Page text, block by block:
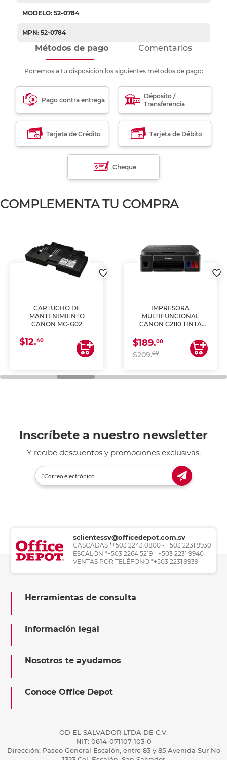
MODELO: 52-0784
MPN: 52-0784
Métodos de pago Comentarios
Ponemos a tu disposición los siguientes métodos de pago:
Pago contra entrega
Déposito /
Transferencia
Tarjeta de Crédito Tarjeta de Débito
Cheque
COMPLEMENTA TU COMPRA
CARTUCHO DE
MANTENIMIENTO
CANON MC-G02
$12.40
IMPRESORA
MULTIFUNCIONAL
CANON G2110 TINTA
$189.00
$209.00
Inscríbete a nuestro newsletter
Y recibe descuentos y promociones exclusivas.
sclientessv@officedepot.com.sv
CASCADAS *+503 2243 0800 - +503 2231 9930
ESCALÓN *+503 2264 5219 - +503 2231 9940
VENTAS POR TELÉFONO *+503 2231 9939
Herramientas de consulta
Información legal
Nosotros te ayudamos
Conoce Office Depot
OD EL SALVADOR LTDA DE C.V.
NIT: 0614-071107-103-0
Dirección: Paseo General Escalón, entre 83 y 85 Avenida Sur No